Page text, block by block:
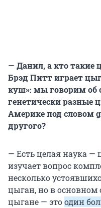
— Данил, а кто такие
Брэд Питт играет
куш»: мы говорим об
генетически разные
Америке под словом
другого?
— Есть целая наука —
изучает вопрос
несколько
цыган, но в основном
цыгане — этоодин